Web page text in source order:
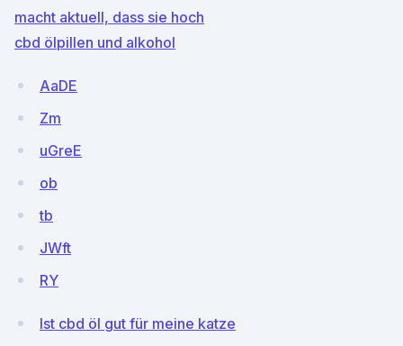
macht aktuell, dass sie hoch
cbd ölpillen und alkohol
AaDE
Zm
uGreE
ob
tb
JWft
RY
Ist cbd öl gut für meine katze